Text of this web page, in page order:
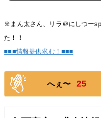
※まん太さん、リラ＠にしつー
た！！
■■■情報提供求む！■■■
へぇ〜 25